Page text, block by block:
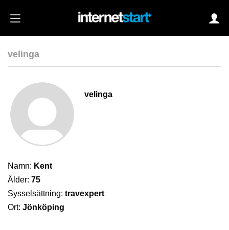
velinga
velinga
Namn: Kent
Ålder: 75
Sysselsättning: travexpert
Ort: Jönköping